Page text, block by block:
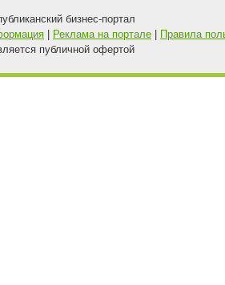
бизнес-портал
Реклама на портале
Правила
публичной офертой